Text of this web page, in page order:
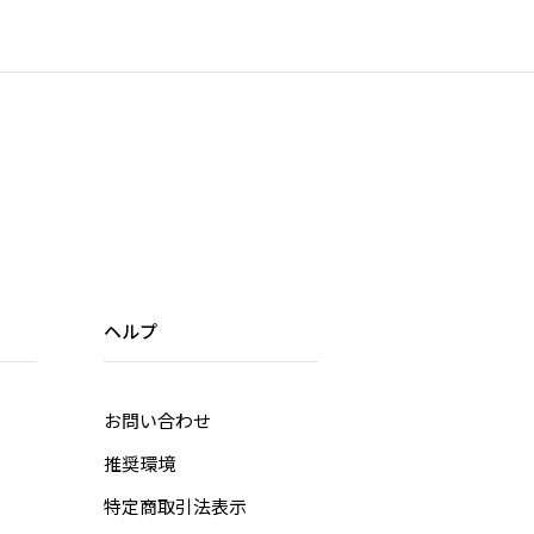
ヘルプ
お問い合わせ
推奨環境
特定商取引法表示